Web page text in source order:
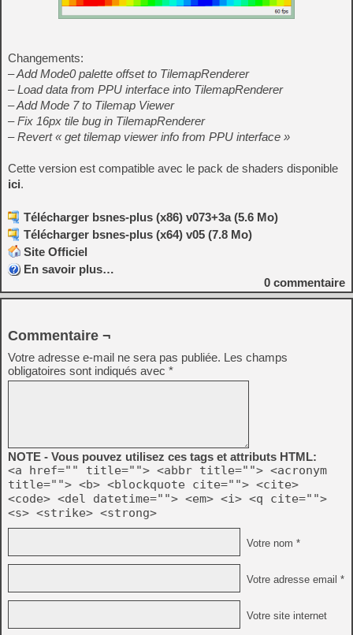
Changements:
– Add Mode0 palette offset to TilemapRenderer
– Load data from PPU interface into TilemapRenderer
– Add Mode 7 to Tilemap Viewer
– Fix 16px tile bug in TilemapRenderer
– Revert « get tilemap viewer info from PPU interface »
Cette version est compatible avec le pack de shaders disponible
ici.
Télécharger bsnes-plus (x86) v073+3a (5.6 Mo)
Télécharger bsnes-plus (x64) v05 (7.8 Mo)
Site Officiel
En savoir plus…
0 commentaire
Commentaire ¬
Votre adresse e-mail ne sera pas publiée. Les champs
obligatoires sont indiqués avec *
NOTE - Vous pouvez utilisez ces tags et attributs HTML:
<a href="" title=""> <abbr title=""> <acronym
title=""> <b> <blockquote cite=""> <cite>
<code> <del datetime=""> <em> <i> <q cite="">
<s> <strike> <strong>
Votre nom *
Votre adresse email *
Votre site internet